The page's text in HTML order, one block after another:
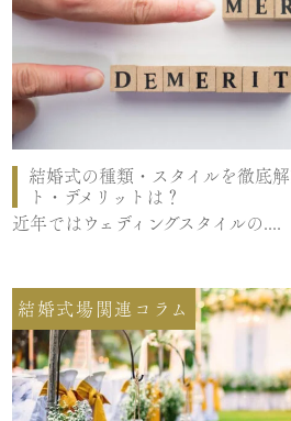
結婚式の種類・スタイルを徹底
ト・デメリットは？
近年ではウェディングスタイルの....
結婚式場関連コラム